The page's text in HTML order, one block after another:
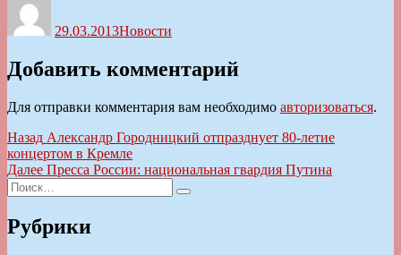
29.03.2013Новости
Добавить комментарий
Для отправки комментария вам необходимо авторизоваться.
Навигация
по
записям
Назад Предыдущая
запись:
Александр Городницкий отпразднует 80-летие
концертом в Кремле
Далее Следующая
Пресса России: национальная гвардия Путина
Искать:
Поиск
Рубрики